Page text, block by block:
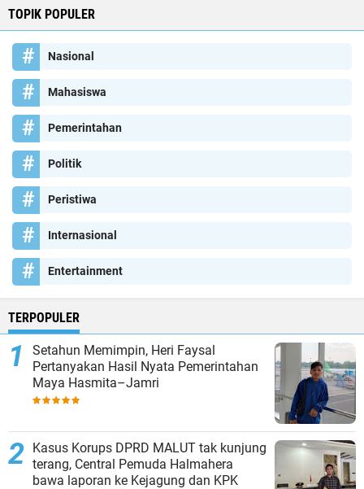
TOPIK POPULER
Nasional
Mahasiswa
Pemerintahan
Politik
Peristiwa
Internasional
Entertainment
TERPOPULER
Setahun Memimpin, Heri Faysal
Pertanyakan Hasil Nyata Pemerintahan
Maya Hasmita–Jamri
Kasus Korups DPRD MALUT tak kunjung
terang, Central Pemuda Halmahera
bawa laporan ke Kejagung dan KPK